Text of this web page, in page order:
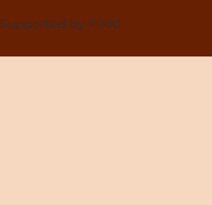
Supported by FINKI